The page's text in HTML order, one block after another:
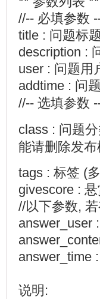
//-- 必填参数
title : 问题标
description :
user : 问题用
addtime : 问
//-- 选填参数
class : 问题
能请删除发
tags : 标签 (
givescore :
//以下参数,
answer_user
answer_time
说明: